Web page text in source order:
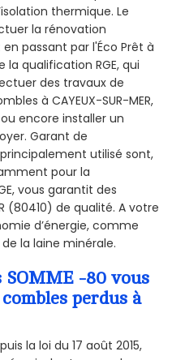
thermique. Le
la rénovation
passant par l'Éco Prêt à
la qualification RGE, qui
des travaux de
à CAYEUX-SUR-MER,
encore installer un
Garant de
utilisé sont,
pour la
vous garantit des
(80410) de qualité. A votre
d’énergie, comme
la laine minérale.
SOMME -80 vous
perdus à
la loi du 17 août 2015,